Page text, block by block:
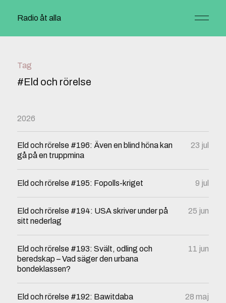
Radio åt alla
Tag
#Eld och rörelse
2026
Eld och rörelse #196: Även en blind höna kan
gå på en truppmina
23 jul
Eld och rörelse #195: Fopolls-kriget 9 jul
Eld och rörelse #194: USA skriver under på
sitt nederlag
25 jun
Eld och rörelse #193: Svält, odling och
beredskap – Vad säger den urbana
bondeklassen?
11 jun
Eld och rörelse #192: Bawitdaba 28 maj